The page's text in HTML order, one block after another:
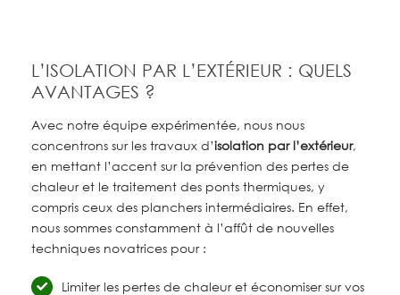
L’ISOLATION PAR L’EXTÉRIEUR : QUELS
AVANTAGES ?
Avec notre équipe expérimentée, nous nous
concentrons sur les travaux d’isolation par l’extérieur,
en mettant l’accent sur la prévention des pertes de
chaleur et le traitement des ponts thermiques, y
compris ceux des planchers intermédiaires. En effet,
nous sommes constamment à l’affût de nouvelles
techniques novatrices pour :
Limiter les pertes de chaleur et économiser sur vos